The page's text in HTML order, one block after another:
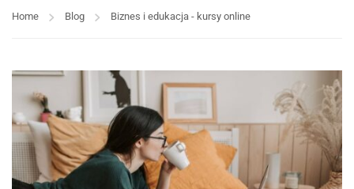
Home Blog Biznes i edukacja - kursy online